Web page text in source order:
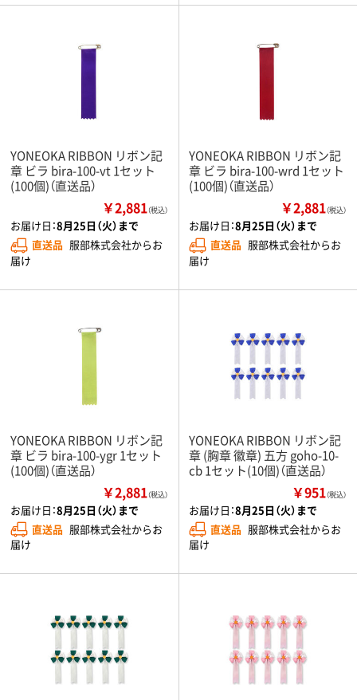
YONEOKA RIBBON リボン記
章 ビラ bira-100-vt 1セット
(100個)（直送品）
￥2,881（税込）
お届け日：8月25日（火）まで
直送品 服部株式会社からお
届け
YONEOKA RIBBON リボン記
章 ビラ bira-100-wrd 1セット
(100個)（直送品）
￥2,881（税込）
お届け日：8月25日（火）まで
直送品 服部株式会社からお
届け
YONEOKA RIBBON リボン記
章 ビラ bira-100-ygr 1セット
(100個)（直送品）
￥2,881（税込）
お届け日：8月25日（火）まで
直送品 服部株式会社からお
届け
YONEOKA RIBBON リボン記
章 (胸章 徽章) 五方 goho-10-
cb 1セット(10個)（直送品）
￥951（税込）
お届け日：8月25日（火）まで
直送品 服部株式会社からお
届け